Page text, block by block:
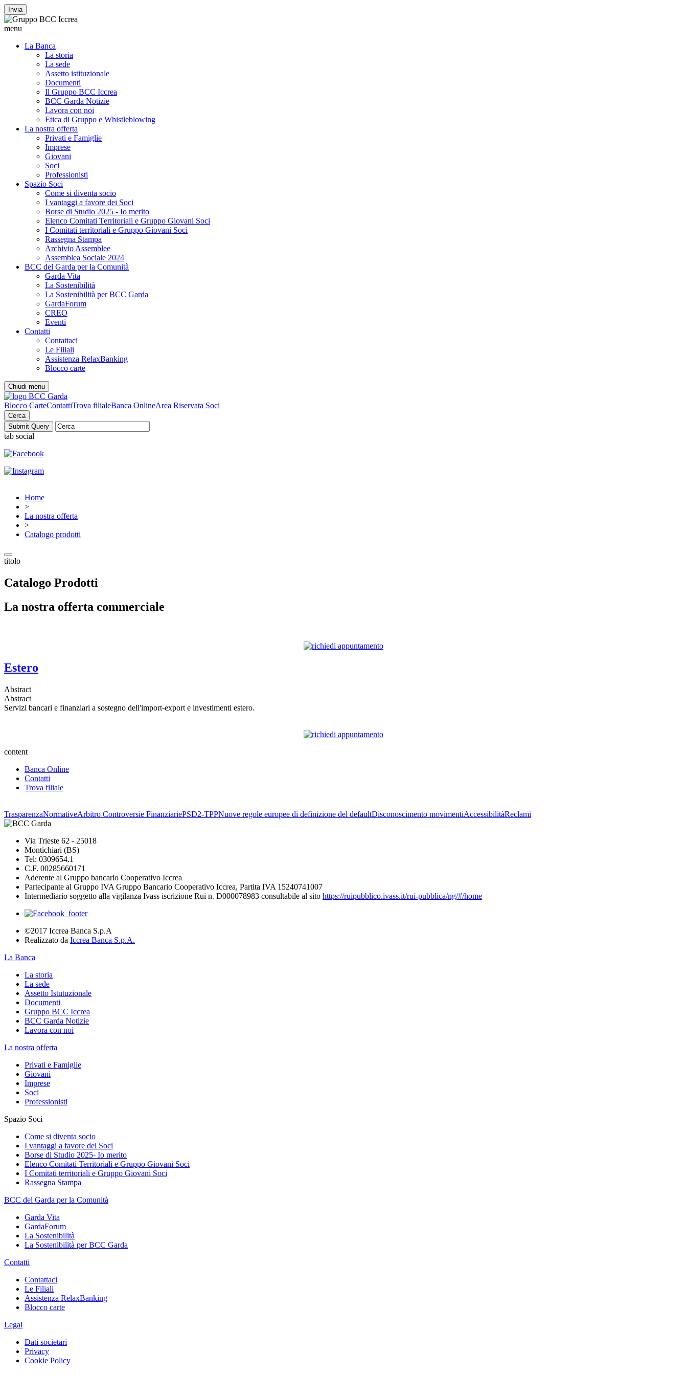
Invia
menu
La Banca
La storia
La sede
Assetto istituzionale
Documenti
Il Gruppo BCC Iccrea
BCC Garda Notizie
Lavora con noi
Etica di Gruppo e Whistleblowing
La nostra offerta
Privati e Famiglie
Imprese
Giovani
Soci
Professionisti
Spazio Soci
Come si diventa socio
I vantaggi a favore dei Soci
Borse di Studio 2025 - Io merito
Elenco Comitati Territoriali e Gruppo Giovani Soci
I Comitati territoriali e Gruppo Giovani Soci
Rassegna Stampa
Archivio Assemblee
Assemblea Sociale 2024
BCC del Garda per la Comunità
Garda Vita
La Sostenibilità
La Sostenibilità per BCC Garda
GardaForum
CREO
Eventi
Contatti
Contattaci
Le Filiali
Assistenza RelaxBanking
Blocco carte
Chiudi menu
Blocco CarteContattiTrova filialeBanca OnlineArea Riservata Soci
Cerca
tab social
Home
>
La nostra offerta
>
Catalogo prodotti
titolo
Catalogo Prodotti
La nostra offerta commerciale
Estero
Abstract
Abstract
Servizi bancari e finanziari a sostegno dell'import-export e investimenti estero.
content
Banca Online
Contatti
Trova filiale
TrasparenzaNormativeArbitro Controversie FinanziariePSD2-TPPNuove regole europee di definizione del defaultDisconoscimento movimentiAccessibilitàReclami
Via Trieste 62 - 25018
Montichiari (BS)
Tel: 0309654.1
C.F. 00285660171
Aderente al Gruppo bancario Cooperativo Iccrea
Partecipante al Gruppo IVA Gruppo Bancario Cooperativo Iccrea, Partita IVA 15240741007
Intermediario soggetto alla vigilanza Ivass iscrizione Rui n. D000078983 consultabile al sito https://ruipubblico.ivass.it/rui-pubblica/ng/#/home
©2017 Iccrea Banca S.p.A
Realizzato da Iccrea Banca S.p.A.
La Banca
La storia
La sede
Assetto Istutuzionale
Documenti
Gruppo BCC Iccrea
BCC Garda Notizie
Lavora con noi
La nostra offerta
Privati e Famiglie
Giovani
Imprese
Soci
Professionisti
Spazio Soci
Come si diventa socio
I vantaggi a favore dei Soci
Borse di Studio 2025- Io merito
Elenco Comitati Territoriali e Gruppo Giovani Soci
I Comitati territoriali e Gruppo Giovani Soci
Rassegna Stampa
BCC del Garda per la Comunità
Garda Vita
GardaForum
La Sostenibilità
La Sostenibilità per BCC Garda
Contatti
Contattaci
Le Filiali
Assistenza RelaxBanking
Blocco carte
Legal
Dati societari
Privacy
Cookie Policy